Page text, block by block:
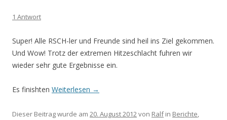
1 Antwort
Super! Alle RSCH-ler und Freunde sind heil ins Ziel gekommen.
Und Wow! Trotz der extremen Hitzeschlacht fuhren wir
wieder sehr gute Ergebnisse ein.
Es finishten Weiterlesen →
Dieser Beitrag wurde am 20. August 2012von Ralfin Berichte,